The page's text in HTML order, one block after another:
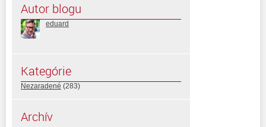
Autor blogu
eduard
Kategórie
Nezaradené (283)
Archív